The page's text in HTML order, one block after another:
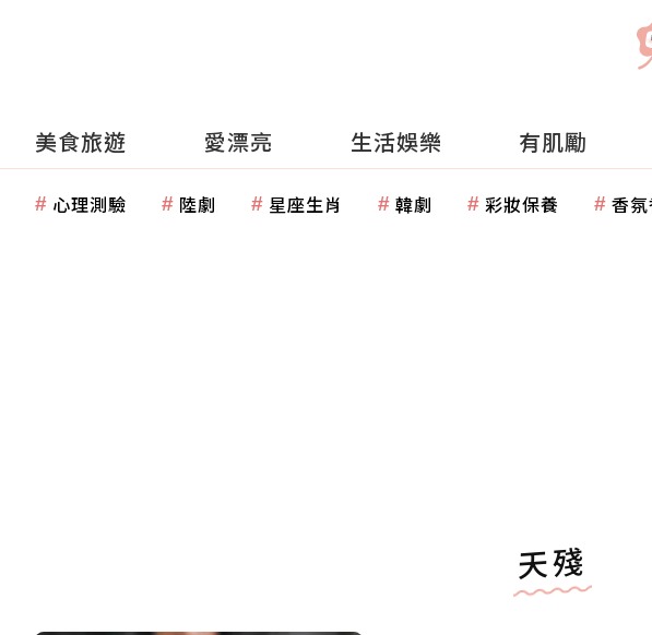
美食旅遊 愛漂亮 生活娛樂 有肌勵
心理測驗 陸劇 星座生肖 韓劇 彩妝保養 香
天殘